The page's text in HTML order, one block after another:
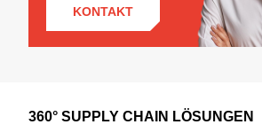
KONTAKT
360° SUPPLY CHAIN LÖSUNGEN